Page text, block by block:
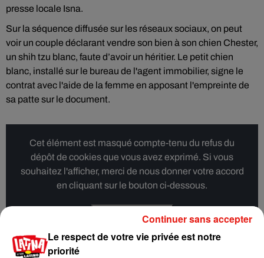
presse locale Isna.
Sur la séquence diffusée sur les réseaux sociaux, on peut
voir un couple déclarant vendre son bien à son chien Chester,
un shih tzu blanc, faute d’avoir un héritier. Le petit chien
blanc, installé sur le bureau de l'agent immobilier, signe le
contrat avec l'aide de la femme en apposant l'empreinte de
sa patte sur le document.
Cet élément est masqué compte-tenu du refus du
dépôt de cookies que vous avez exprimé. Si vous
souhaitez l'afficher, merci de nous donner votre accord
en cliquant sur le bouton ci-dessous.
L’acte engagé par cette agence immobilière n’a aucune
Le respect de votre vie privée est notre
priorité
Continuer sans accepter